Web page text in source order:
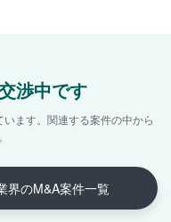
渉中です
ます。 関連する案件の中から
界のM&A案件一覧